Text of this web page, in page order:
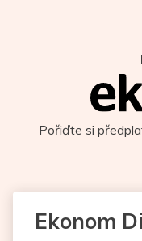
Pořiďte si
Ekonom